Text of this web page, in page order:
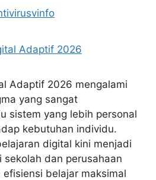
Adaptif 2026 mengalami
yang sangat
sistem yang lebih personal
kebutuhan individu.
digital kini menjadi
dan perusahaan
belajar maksimal